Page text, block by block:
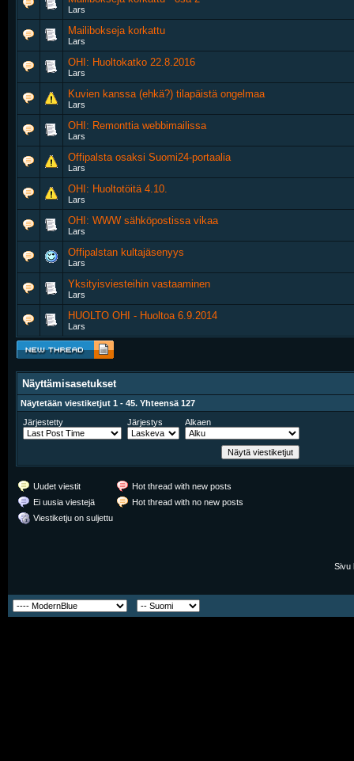
Lars
Mailibokseja korkattu
Lars
OHI: Huoltokatko 22.8.2016
Lars
Kuvien kanssa (ehkä?) tilapäistä ongelmaa
Lars
OHI: Remonttia webbimailissa
Lars
Offipalsta osaksi Suomi24-portaalia
Lars
OHI: Huoltotöitä 4.10.
Lars
OHI: WWW sähköpostissa vikaa
Lars
Offipalstan kultajäsenyys
Lars
Yksityisviesteihin vastaaminen
Lars
HUOLTO OHI - Huoltoa 6.9.2014
Lars
Näyttämisasetukset
Näytetään viestiketjut 1 - 45. Yhteensä 127
Järjestetty
Järjestys Alkaen
Uudet viestit
Hot thread with new posts
Ei uusia viestejä
Hot thread with no new posts
Viestiketju on suljettu
Sivu